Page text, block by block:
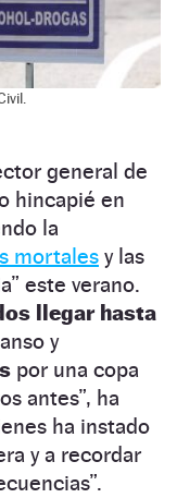
general de
hincapié en
la
mortales y las
este verano.
llegar hasta
y
por una copa
antes”, ha
ha instado
y a recordar